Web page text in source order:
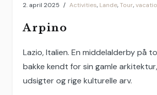
2. april 2025 Activities, Lande,Tour,
Arpino
Lazio, Italien. En middelalderby på
bakke kendt for sin gamle
udsigter og rige kulturelle arv.